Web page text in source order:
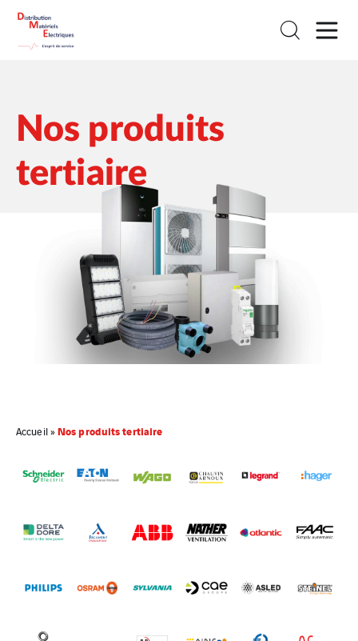
Nos produits
tertiaire
Accueil»Nos produits tertiaire